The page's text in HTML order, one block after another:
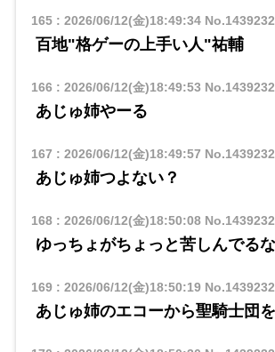
165: 2026/06/12(金)18:49:34
百地"格ゲーの上手い人"祐輔
166 : 2026/06/12(金)18:49:53
あじゅ姉やーる
167 : 2026/06/12(金)18:49:57
あじゅ姉つよない？
168: 2026/06/12(金)18:50:08
ゆっちょがちょっと苦しんでるな
169: 2026/06/12(金)18:50:19
あじゅ姉のエコーから聖騎士団